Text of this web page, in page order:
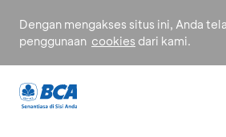
Dengan mengakses situs ini, Anda
penggunaan cookies dari kami.